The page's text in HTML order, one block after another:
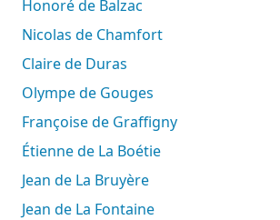
Honoré de Balzac
Nicolas de Chamfort
Claire de Duras
Olympe de Gouges
Françoise de Graffigny
Étienne de La Boétie
Jean de La Bruyère
Jean de La Fontaine